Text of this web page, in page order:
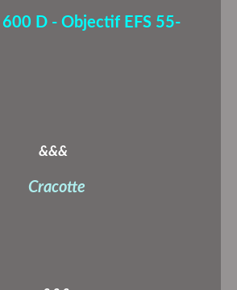
600 D - Objectif EFS 55-
&&&
Cracotte